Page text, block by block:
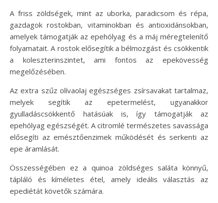
A friss zöldségek, mint az uborka, paradicsom és répa,
gazdagok rostokban, vitaminokban és antioxidánsokban,
amelyek támogatják az epehólyag és a máj méregtelenítő
folyamatait. A rostok elősegítik a bélmozgást és csökkentik
a koleszterinszintet, ami fontos az epekövesség
megelőzésében.
Az extra szűz olívaolaj egészséges zsírsavakat tartalmaz,
melyek segítik az epetermelést, ugyanakkor
gyulladáscsökkentő hatásúak is, így támogatják az
epehólyag egészségét. A citromlé természetes savassága
elősegíti az emésztőenzimek működését és serkenti az
epe áramlását.
Összességében ez a quinoa zöldséges saláta könnyű,
tápláló és kíméletes étel, amely ideális választás az
epediétát követők számára.